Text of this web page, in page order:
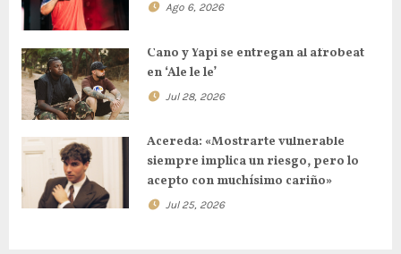
Ago 6, 2026
Cano y Yapi se entregan al afrobeat
en ‘Ale le le’
Jul 28, 2026
Acereda: «Mostrarte vulnerable
siempre implica un riesgo, pero lo
acepto con muchísimo cariño»
Jul 25, 2026